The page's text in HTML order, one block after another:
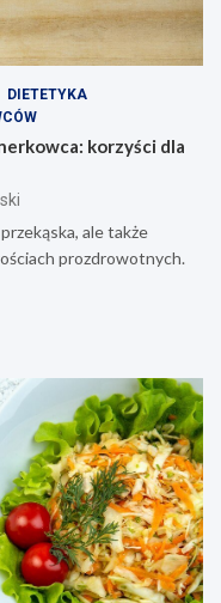
DIETETYKA
korzyści dla
ale także
prozdrowotnych.